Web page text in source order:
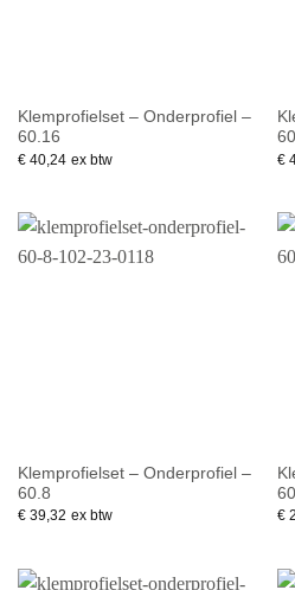
Klemprofielset – Onderprofiel –
60.16
€40,24 ex btw €
Klemprofielset – Onderprofiel –
60.8
€39,32 ex btw €